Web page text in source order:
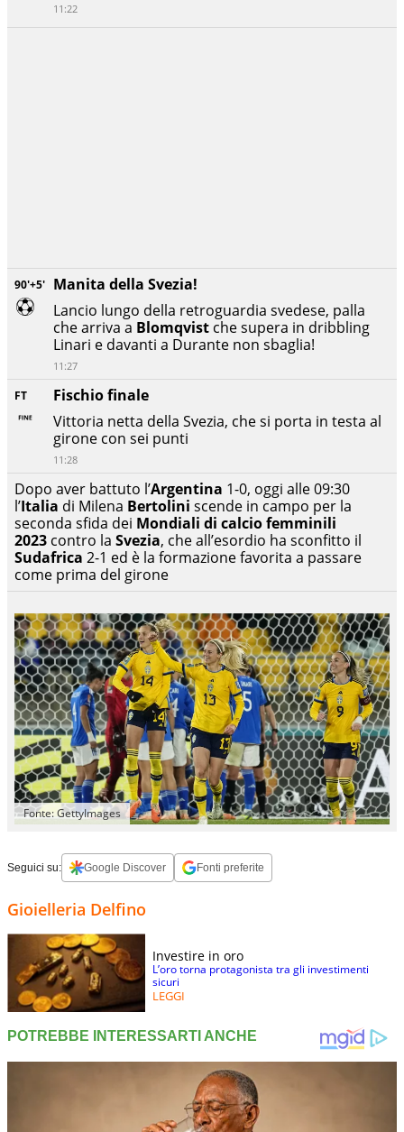
FT
Fischio finale
Vittoria netta della Svezia, che si porta in testa al
girone con sei punti
11:28
90'+5' Manita della Svezia!
Lancio lungo della retroguardia svedese, palla
che arriva a Blomqvist che supera in dribbling
Linari e davanti a Durante non sbaglia!
11:27
11:22
Dopo aver battuto l’Argentina 1-0, oggi alle 09:30
l’Italia di Milena Bertolini scende in campo per la
seconda sfida dei Mondiali di calcio femminili
2023 contro la Svezia, che all’esordio ha sconfitto il
Sudafrica 2-1 ed è la formazione favorita a passare
come prima del girone
Fonte: GettyImages
Seguici su: Google Discover Fonti preferite
Gioielleria Delfino
Investire in oro
L’oro torna protagonista tra gli investimenti
sicuri
LEGGI